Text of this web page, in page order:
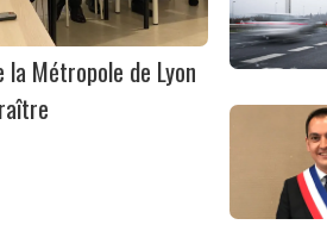
Métropole de Lyon